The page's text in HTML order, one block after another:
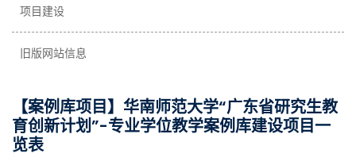
项目建设
旧版网站信息
【案例库项目】华南师范大学“广东省研究生教
育创新计划”-专业学位教学案例库建设项目一
览表